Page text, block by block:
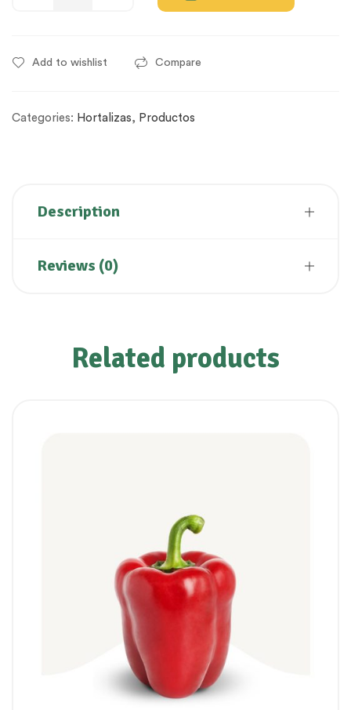
Add to wishlist Compare
Categories: Hortalizas, Productos
Description
Reviews (0)
Related products